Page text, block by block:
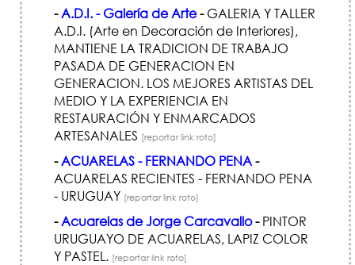
-A.D.I. - Galería de Arte-GALERIA Y TALLER
A.D.I. (Arte en Decoración de Interiores),
MANTIENE LA TRADICION DE TRABAJO
PASADA DE GENERACION EN
GENERACION. LOS MEJORES ARTISTAS DEL
MEDIO Y LA EXPERIENCIA EN
RESTAURACIÓN Y ENMARCADOS
ARTESANALES [reportar link roto]
-ACUARELAS - FERNANDO PENA-
ACUARELAS RECIENTES - FERNANDO PENA
- URUGUAY [reportar link roto]
-Acuarelas de Jorge Carcavallo-PINTOR
URUGUAYO DE ACUARELAS, LAPIZ COLOR
Y PASTEL. [reportar link roto]